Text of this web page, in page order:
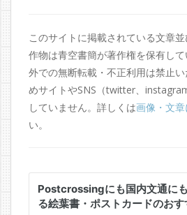
このサイトに掲載されている文章
作物は青空書簡が著作権を保有し
外での無断転載・不正利用は禁止
めサイトやSNS（twitter、
していません。詳しくは画像・文
い。